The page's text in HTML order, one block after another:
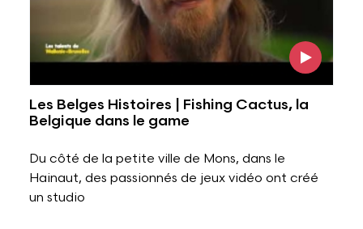
Les Belges Histoires | Fishing Cactus, la
Belgique dans le game
Du côté de la petite ville de Mons, dans le
Hainaut, des passionnés de jeux vidéo ont créé
un studio